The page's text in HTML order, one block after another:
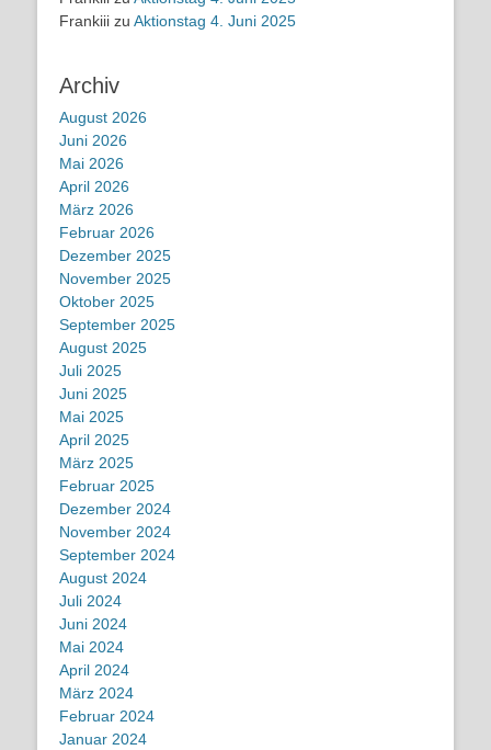
Frankiii zu Aktionstag 4. Juni 2025
Archiv
August 2026
Juni 2026
Mai 2026
April 2026
März 2026
Februar 2026
Dezember 2025
November 2025
Oktober 2025
September 2025
August 2025
Juli 2025
Juni 2025
Mai 2025
April 2025
März 2025
Februar 2025
Dezember 2024
November 2024
September 2024
August 2024
Juli 2024
Juni 2024
Mai 2024
April 2024
März 2024
Februar 2024
Januar 2024